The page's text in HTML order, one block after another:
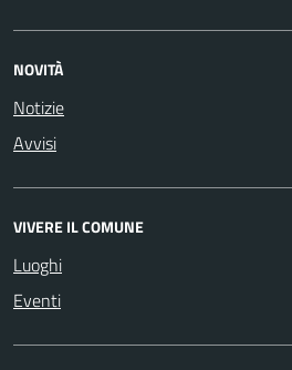
NOVITÀ
Notizie
Avvisi
VIVERE IL COMUNE
Luoghi
Eventi